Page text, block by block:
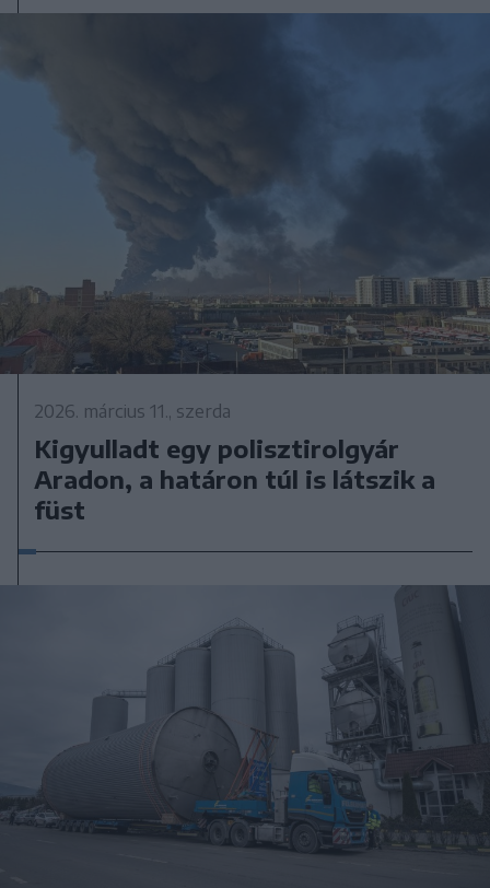
2026. március 11., szerda
Kigyulladt egy polisztirolgyár
Aradon, a határon túl is látszik a
füst